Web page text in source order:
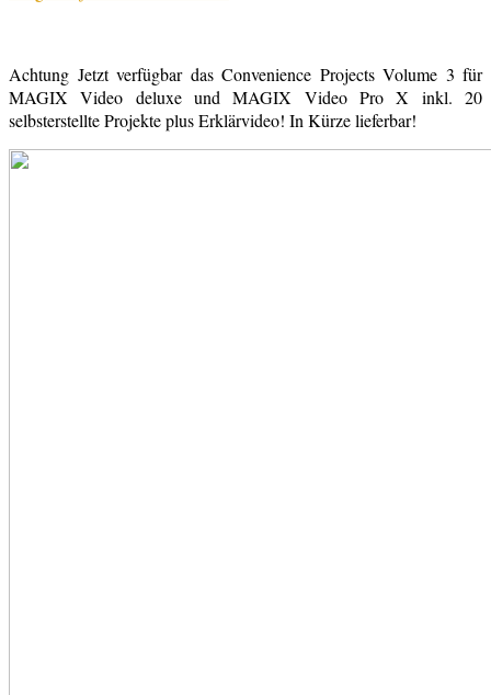
Achtung Jetzt verfügbar das Convenience Projects Volume 3 für
MAGIX Video deluxe und MAGIX Video Pro X inkl. 20
selbsterstellte Projekte plus Erklärvideo! In Kürze lieferbar!